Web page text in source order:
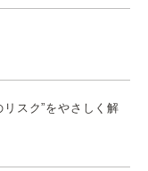
スク”をやさしく解